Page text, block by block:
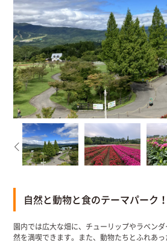
自然と動物と食のテーマパーク！
園内では広大な畑に、チューリップやラベン
然を満喫できます。また、動物たちとふれあ